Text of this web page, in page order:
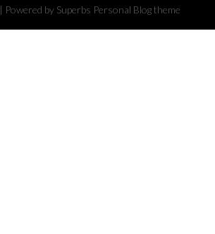
| Powered by Superbs Personal Blog theme